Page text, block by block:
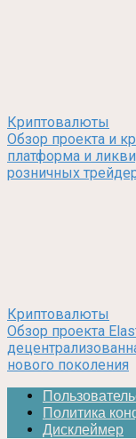
Криптовалюты
Обзор проекта и
платформа и
розничных
Криптовалюты
Обзор проекта
нового поколения
Политика
Дисклеймер